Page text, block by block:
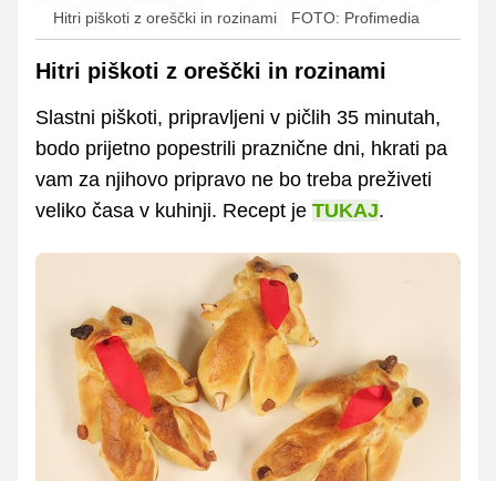
Hitri piškoti z oreščki in rozinami FOTO: Profimedia
Hitri piškoti z oreščki in rozinami
Slastni piškoti, pripravljeni v pičlih 35 minutah,
bodo prijetno popestrili praznične dni, hkrati pa
vam za njihovo pripravo ne bo treba preživeti
veliko časa v kuhinji. Recept je TUKAJ.